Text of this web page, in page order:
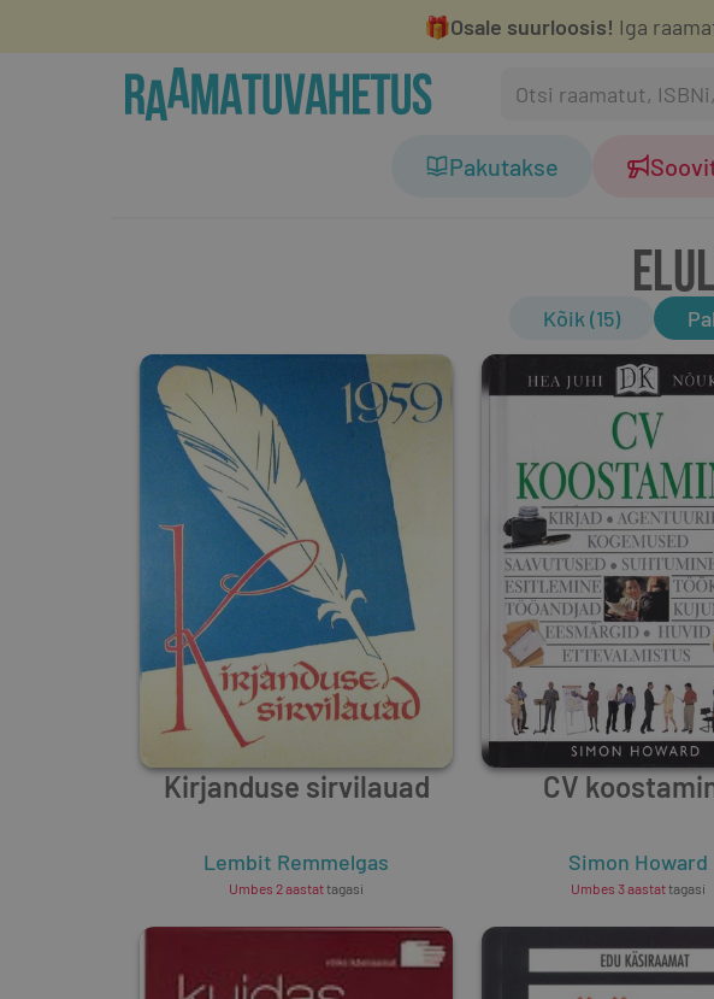
🎁Osale suurloosis! Iga
Pakutakse
Kõik (15)
Kirjanduse sirvilauad
Lembit Remmelgas
Umbes 2 aastattagasi
CV
Simon Howard
Umbes 3 aastattagasi